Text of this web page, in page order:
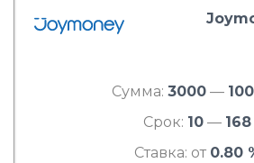
Сумма: 3000—
Срок: 10 — 168
Ставка: от 0.80